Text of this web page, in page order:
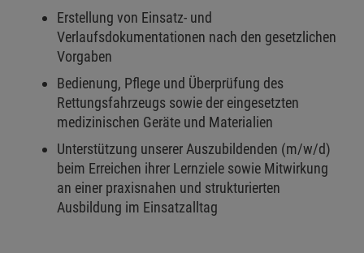
Erstellung von Einsatz- und
Verlaufsdokumentationen nach den gesetzlichen
Vorgaben
Bedienung, Pflege und Überprüfung des
Rettungsfahrzeugs sowie der eingesetzten
medizinischen Geräte und Materialien
Unterstützung unserer Auszubildenden (m/w/d)
beim Erreichen ihrer Lernziele sowie Mitwirkung
an einer praxisnahen und strukturierten
Ausbildung im Einsatzalltag